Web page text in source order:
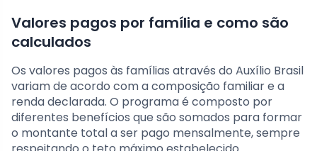
Valores pagos por família e como são
calculados
Os valores pagos às famílias através do Auxílio Brasil
variam de acordo com a composição familiar e a
renda declarada. O programa é composto por
diferentes benefícios que são somados para formar
o montante total a ser pago mensalmente, sempre